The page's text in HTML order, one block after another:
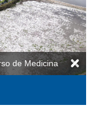
de Medicina